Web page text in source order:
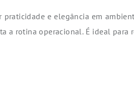
e elegância em
rotina operacional. É ideal para